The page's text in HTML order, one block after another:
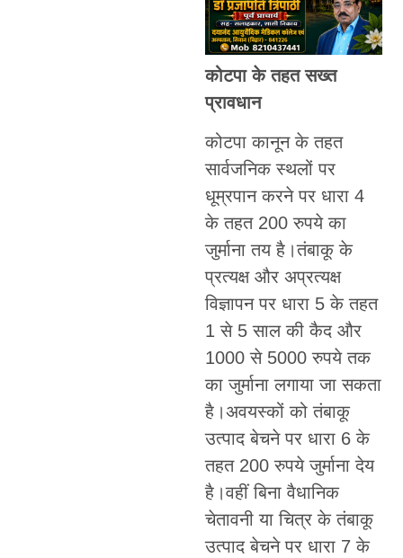
कोटपा के तहत सख्त
प्रावधान
कोटपा कानून के तहत
सार्वजनिक स्थलों पर
धूम्रपान करने पर धारा 4
के तहत 200 रुपये का
जुर्माना तय है।तंबाकू के
प्रत्यक्ष और अप्रत्यक्ष
विज्ञापन पर धारा 5 के तहत
1 से 5 साल की कैद और
1000 से 5000 रुपये तक
का जुर्माना लगाया जा सकता
है।अवयस्कों को तंबाकू
उत्पाद बेचने पर धारा 6 के
तहत 200 रुपये जुर्माना देय
है।वहीं बिना वैधानिक
चेतावनी या चित्र के तंबाकू
उत्पाद बेचने पर धारा 7 के